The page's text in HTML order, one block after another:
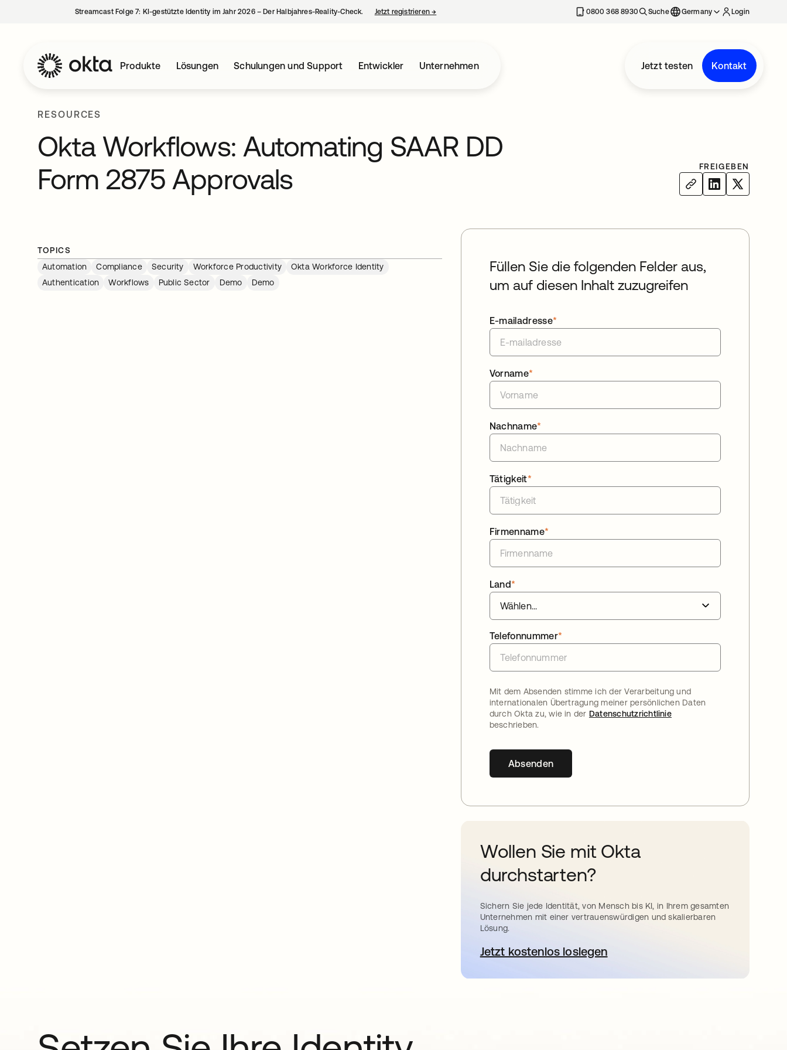
Streamcast Folge 7: KI-gestützte Identity im Jahr 2026 – Der Halbjahres-Reality-Check. Jetzt registrieren→ 0800 368 8930 Suche Germany Login
Produkte Lösungen Schulungen und Support Entwickler Unternehmen Jetzt testen Kontakt
RESOURCES
Okta Workflows: Automating SAAR DD
Form 2875 Approvals
FREIGEBEN
TOPICS
Automation
Compliance Security Workforce Productivity
Okta Workforce Identity
Authentication
Workflows Public Sector Demo Demo
Füllen Sie die folgenden Felder aus,
um auf diesen Inhalt zuzugreifen
*
E-mailadresse
*
Vorname
*
Nachname
*
Tätigkeit
*
Firmenname
*
Land
*
Telefonnummer
Mit dem Absenden stimme ich der Verarbeitung und
internationalen Übertragung meiner persönlichen Daten
durch Okta zu, wie in der Datenschutzrichtlinie
beschrieben.
Absenden
Wollen Sie mit Okta
durchstarten?
Sichern Sie jede Identität, von Mensch bis KI, in Ihrem gesamten
Unternehmen mit einer vertrauenswürdigen und skalierbaren
Lösung.
Jetzt kostenlos loslegenwird in einer neuen Registerkarte geöffnet